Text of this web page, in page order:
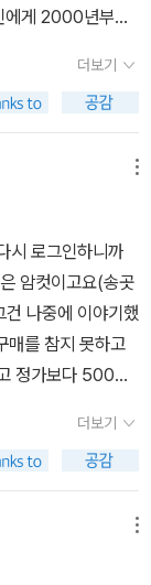
리에게 무척이나
후에서 간행한 일
표기가 오락가락하
특히 손택이 착각
류를 양산했다.생
적하자면, '다섯
벨상을 받기를
하면 퀴리 부인은
손택의 말>에서는
떻게 와전되었는지
'전기'를 '자서전'이
울' 되듯 '손택'이
성' 저자는 아닐까
한 실수조차 의미
이고 번역자나 편
소한 오류조차
로 흔하다. 대표
에게 2000년부터
다. 최고에 대한
라는 부제를 통
, 현재의 세계에 영
야 할 책’이라는
고른 '21세기 최
권에 달한다. 이
읽지는 않았으나
그렇지 않나? 고
른 사람이 있다니
기만 하고 안 읽
고, 오호, 이 책 재
튼 매우 흥미롭
저 눌러보았다(그
데.... 그러다 보
들어보고 싶어졌
변의 한 사람이 아
더보기
시 로그인하니까
암컷이고요(송곳
나중에 이야기했
매를 참지 못하고
정가보다 500원
거...싫어하지 않습
이 읽는 게 저인데
저렇게 메모하고
더보기